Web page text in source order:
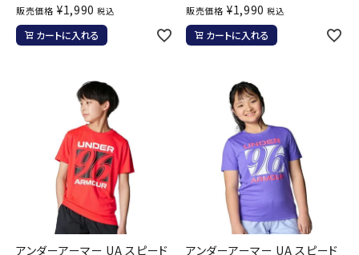
販売価格 ¥1,990 税込
カートに入れる
販売価格 ¥1,990 税込
カートに入れる
アンダーアーマー UA スピード アンダーアーマー UA スピード